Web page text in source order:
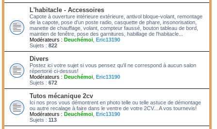
L'habitacle - Accessoires
Capote à ouverture intérieure extérieure, antivol bloque-volant, remontage
de la capote, pose d'un poste radio, casquette de phare, insonorisation,
manette de chauffage, volant, compteur faussé, bouton tableau de bord,
maintien de fenêtre, pose des garnitures, habillage de l'habitacle...
Modérateurs : Deuchémoi Eric13190
Sujets : 822
Divers
Postez ici votre sujet si vous pensez qu'il ne correspond à aucun salon
répertorié ci-dessus!
Modérateurs : Deuchémoi Eric13190
Sujets : 672
Tutos mécanique 2cv
Ici nos pros vous démontrent en photo telle ou telle astuce de démontage
ou autre recalage à faire dans le ventre de votre 2CV... A vos tournevis!
Modérateurs : Deuchémoi Eric13190
Sujets : 113